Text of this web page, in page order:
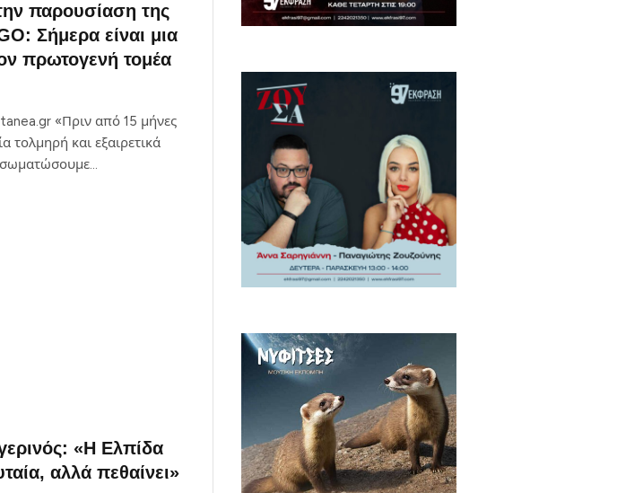
παρουσίαση της
Σήμερα είναι μια
πρωτογενή τομέα
«Πριν από 15 μήνες
τολμηρή και εξαιρετικά
«Η Ελπίδα
αλλά πεθαίνει»